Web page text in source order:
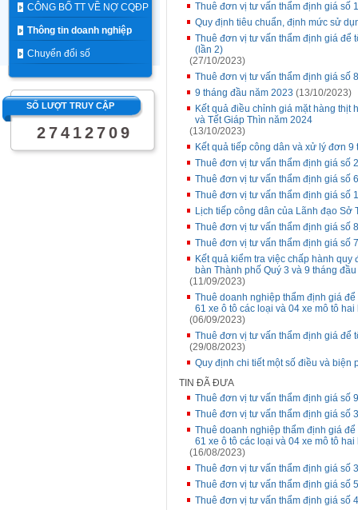
CÔNG BỐ TT VỀ NỢ CQĐP
Thông tin doanh nghiệp
Chuyển đổi số
SỐ LƯỢT TRUY CẬP
2 7 4 1 2 7 0 9
Thuê đơn vị tư vấn thẩm định giá số
Quy định tiêu chuẩn, định mức sử
Thuê đơn vị tư vấn thẩm định giá để
(lần 2)
(27/10/2023)
Thuê đơn vị tư vấn thẩm định giá số
9 tháng đầu năm 2023 (13/10/2023)
Kết quả điều chỉnh giá mặt hàng
và Tết Giáp Thìn năm 2024
(13/10/2023)
Kết quả tiếp công dân và xử lý đơn
Thuê đơn vị tư vấn thẩm định giá số
Thuê đơn vị tư vấn thẩm định giá số
Thuê đơn vị tư vấn thẩm định giá số
Lịch tiếp công dân của Lãnh đạo Sở
Thuê đơn vị tư vấn thẩm định giá số
Thuê đơn vị tư vấn thẩm định giá số
Kết quả kiểm tra việc chấp hành
bàn Thành phố Quý 3 và 9 tháng
(11/09/2023)
Thuê doanh nghiệp thẩm định giá
61 xe ô tô các loại và 04 xe mô tô
(06/09/2023)
Thuê đơn vị tư vấn thẩm định giá để
(29/08/2023)
Quy định chi tiết một số điều và biện
TIN ĐÃ ĐƯA
Thuê đơn vị tư vấn thẩm định giá số
Thuê đơn vị tư vấn thẩm định giá số
Thuê doanh nghiệp thẩm định giá
61 xe ô tô các loại và 04 xe mô tô hai
(16/08/2023)
Thuê đơn vị tư vấn thẩm định giá số
Thuê đơn vị tư vấn thẩm định giá số
Thuê đơn vị tư vấn thẩm định giá số